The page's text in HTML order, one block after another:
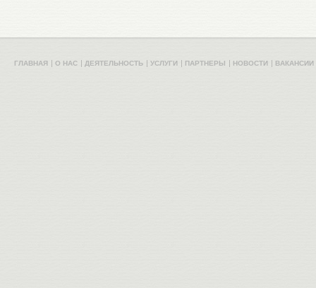
ГЛАВНАЯ О НАС ДЕЯТЕЛЬНОСТЬ УСЛУГИ ПАРТНЕРЫ НОВОСТИ ВАКАНСИИ